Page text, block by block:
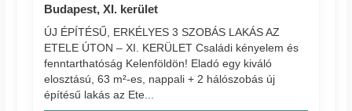
Budapest, XI. kerület
ÚJ ÉPÍTÉSŰ, ERKÉLYES 3 SZOBÁS LAKÁS AZ
ETELE ÚTON – XI. KERÜLET Családi kényelem és
fenntarthatóság Kelenföldön! Eladó egy kiváló
elosztású, 63 m²-es, nappali + 2 hálószobás új
építésű lakás az Ete...